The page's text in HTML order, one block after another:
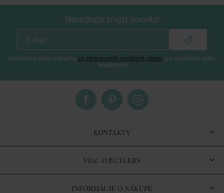
Nenechajte si ujsť novinky!
vložením e-mailu súhlasíte so spracovaním osobných údajov pre zasielanie nášho
newsletteru
KONTAKTY
VIAC O BUTLERS
INFORMÁCIE O NÁKUPE